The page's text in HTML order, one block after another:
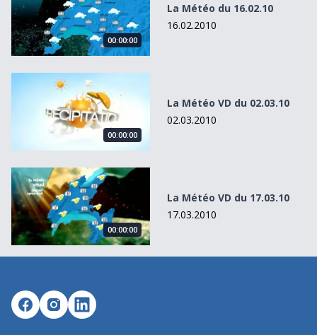
00:00:00
La Météo du 16.02.10
16.02.2010
La Météo VD du 02.03.10
00:00:00
La Météo VD du 02.03.10
02.03.2010
La Météo VD du 17.03.10
00:00:00
La Météo VD du 17.03.10
17.03.2010